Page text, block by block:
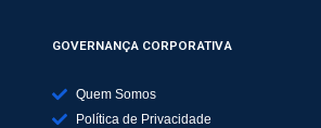
GOVERNANÇA CORPORATIVA
Quem Somos
Política de Privacidade